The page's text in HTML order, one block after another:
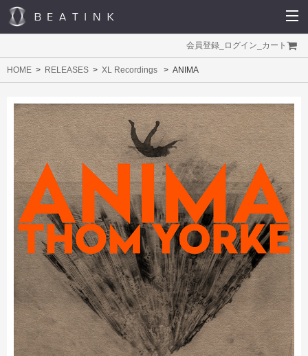
会員登録 ログイン カート
HOME RELEASES XL Recordings ANIMA